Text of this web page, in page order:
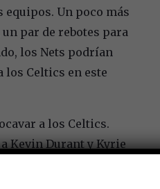
equipos. Un poco más
par de rebotes para
los Nets podrían
los Celtics en este
a los Celtics.
Kevin Durant y Kyrie